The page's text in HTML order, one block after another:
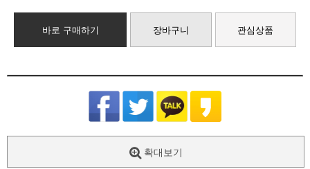
바로 구매하기 장바구니 관심상품
확대보기